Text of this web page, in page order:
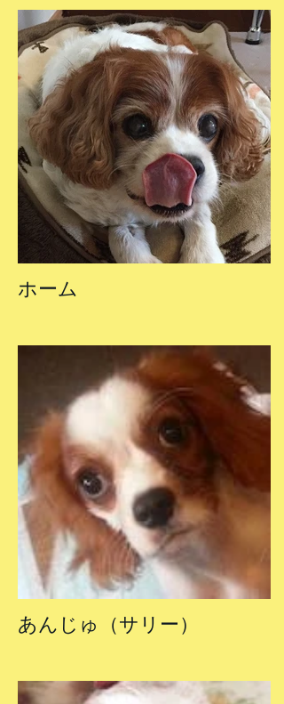
ホーム
あんじゅ（サリー）